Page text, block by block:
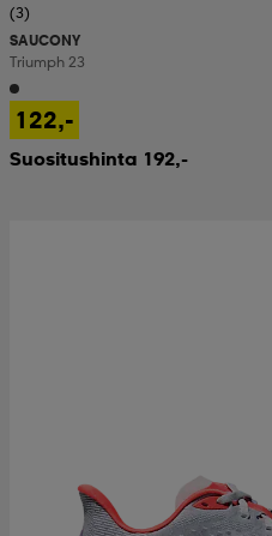
(3)
SAUCONY
Triumph 23
122,-
Suositushinta 192,-